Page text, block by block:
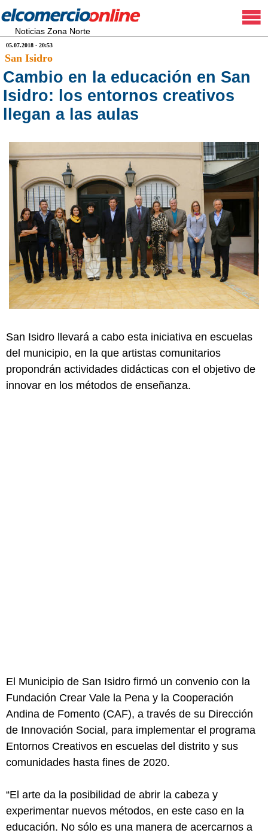
Noticias Zona Norte
05.07.2018 - 20:53
San Isidro
Cambio en la educación en San
Isidro: los entornos creativos
llegan a las aulas
San Isidro llevará a cabo esta iniciativa en escuelas
del municipio, en la que artistas comunitarios
propondrán actividades didácticas con el objetivo de
innovar en los métodos de enseñanza.
El Municipio de San Isidro firmó un convenio con la
Fundación Crear Vale la Pena y la Cooperación
Andina de Fomento (CAF), a través de su Dirección
de Innovación Social, para implementar el programa
Entornos Creativos en escuelas del distrito y sus
comunidades hasta fines de 2020.
“El arte da la posibilidad de abrir la cabeza y
experimentar nuevos métodos, en este caso en la
educación. No sólo es una manera de acercarnos a